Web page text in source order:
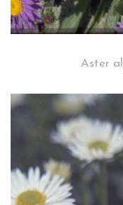
Aster